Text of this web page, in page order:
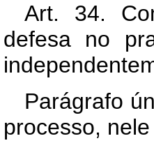
Art. 34.
defesa no
Parágrafo
processo,